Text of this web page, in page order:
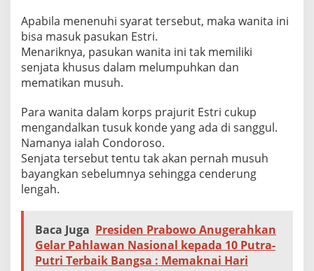
Apabila menenuhi syarat tersebut, maka wanita ini
bisa masuk pasukan Estri.
Menariknya, pasukan wanita ini tak memiliki
senjata khusus dalam melumpuhkan dan
mematikan musuh.
Para wanita dalam korps prajurit Estri cukup
mengandalkan tusuk konde yang ada di sanggul.
Namanya ialah Condoroso.
Senjata tersebut tentu tak akan pernah musuh
bayangkan sebelumnya sehingga cenderung
lengah.
Baca Juga Presiden Prabowo Anugerahkan
Gelar Pahlawan Nasional kepada 10 Putra-
Putri Terbaik Bangsa : Memaknai Hari